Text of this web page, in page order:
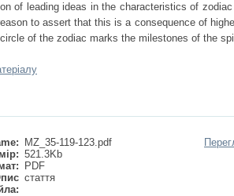
of leading ideas in the characteristics of
to assert that this is a consequence of
of the zodiac marks the milestones of the
MZ_35-119-123.pdf
521.3Kb
PDF
стаття